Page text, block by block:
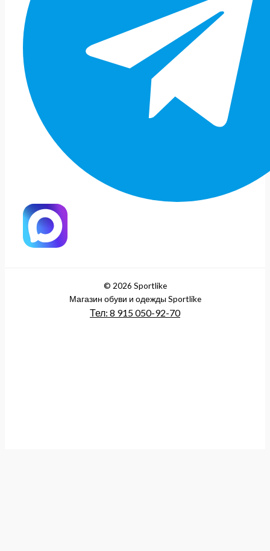
© 2026 Sportlike
Магазин обуви и одежды Sportlike
Тел: 8 915 050-92-70